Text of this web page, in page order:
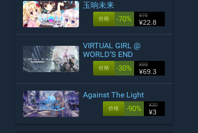
玉响未来
-70% ¥76
¥22.8
价格
VIRTUAL GIRL @
WORLD’S END
-30% ¥99
¥69.3
价格
Against The Light
-90% ¥30
¥3
价格